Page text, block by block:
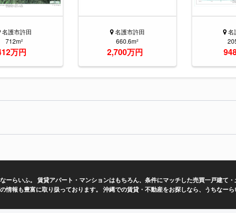
名護市許田
712m²
万円
名護市許田
660.6m²
2,700万円
名
ーらいふ。 賃貸アパート・マンションはもちろん、条件にマッチした売買一戸建て
情報も豊富に取り扱っております。 沖縄での賃貸・不動産をお探しなら、うちなーら